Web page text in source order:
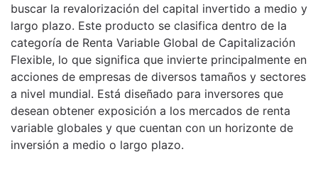
buscar la revalorización del capital invertido a medio y
largo plazo. Este producto se clasifica dentro de la
categoría de Renta Variable Global de Capitalización
Flexible, lo que significa que invierte principalmente en
acciones de empresas de diversos tamaños y sectores
a nivel mundial. Está diseñado para inversores que
desean obtener exposición a los mercados de renta
variable globales y que cuentan con un horizonte de
inversión a medio o largo plazo.